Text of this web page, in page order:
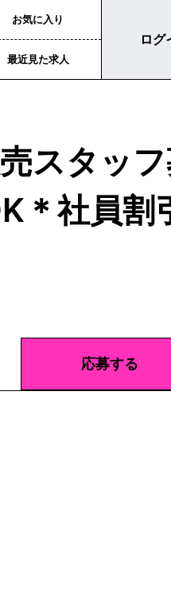
お気に入り
最近見た求人
ログ
スタッ
＊社員割
応募する